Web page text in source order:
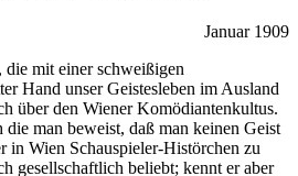
Januar 1909
mit einer schweißigen
Hand unser Geistesleben im Ausland
über den Wiener Komödiantenkultus.
man beweist, daß man keinen Geist
in Wien Schauspieler-Histörchen zu
gesellschaftlich beliebt; kennt er aber